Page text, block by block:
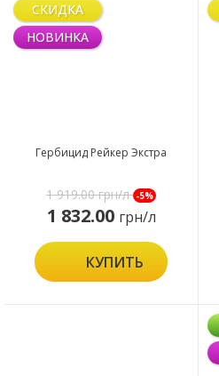
СКИДКА
НОВИНКА
Гербицид Рейкер Экстра
1 919.00грн/л -5%
1 832.00 грн/л
КУПИТЬ